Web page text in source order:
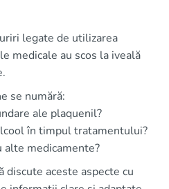
legate de utilizarea
medicale au scos la iveală
se numără:
ale plaquenil?
în timpul tratamentului?
alte medicamente?
discute aceste aspecte cu